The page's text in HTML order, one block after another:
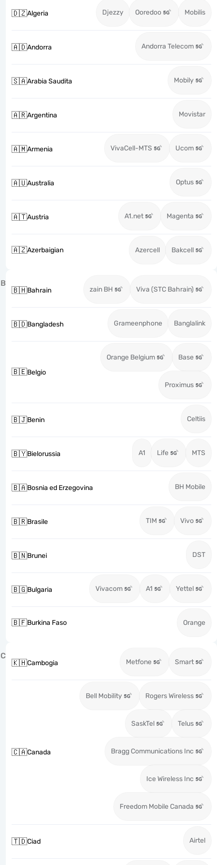
🇩🇿Algeria Djezzy Ooredoo Mobilis
🇦🇩Andorra Andorra Telecom
🇸🇦Arabia Saudita Mobily
🇦🇷Argentina Movistar
🇦🇲Armenia VivaCell-MTS Ucom
🇦🇺Australia Optus
🇦🇹Austria A1.net Magenta
🇦🇿Azerbaigian Azercell Bakcell
B
🇧🇭Bahrain zain BH Viva (STC Bahrain)
🇧🇩Bangladesh Grameenphone Banglalink
🇧🇪Belgio
Orange Belgium Base
Proximus
🇧🇯Benin Celtiis
🇧🇾Bielorussia A1 Life MTS
🇧🇦Bosnia ed Erzegovina BH Mobile
🇧🇷Brasile TIM Vivo
🇧🇳Brunei DST
🇧🇬Bulgaria Vivacom A1 Yettel
🇧🇫Burkina Faso Orange
C
🇰🇭Cambogia Metfone Smart
🇨🇦Canada
Bell Mobility Rogers Wireless
SaskTel Telus
Bragg Communications Inc
Ice Wireless Inc
Freedom Mobile Canada
🇹🇩Ciad Airtel